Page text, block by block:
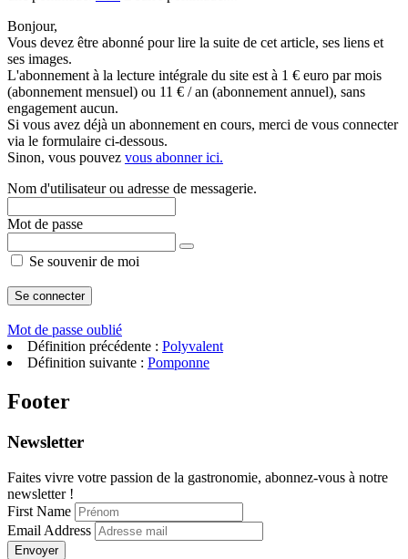
Bonjour,
Vous devez être abonné pour lire la suite de cet article, ses liens et
ses images.
L'abonnement à la lecture intégrale du site est à 1 € euro par mois
(abonnement mensuel) ou 11 € / an (abonnement annuel), sans
engagement aucun.
Si vous avez déjà un abonnement en cours, merci de vous connecter
via le formulaire ci-dessous.
Sinon, vous pouvez vous abonner ici.
Nom d'utilisateur ou adresse de messagerie.
Mot de passe
Se souvenir de moi
Mot de passe oublié
Définition précédente : Polyvalent
Définition suivante : Pomponne
Footer
Newsletter
Faites vivre votre passion de la gastronomie, abonnez-vous à notre
newsletter !
First Name
Email Address
Envoyer